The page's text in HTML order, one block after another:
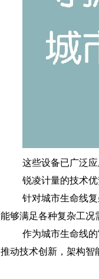
这些设备已广泛
锐凌计量的技术
针对城市生命线
能够满足各种复杂工
作为城市生命线
推动技术创新，架构智